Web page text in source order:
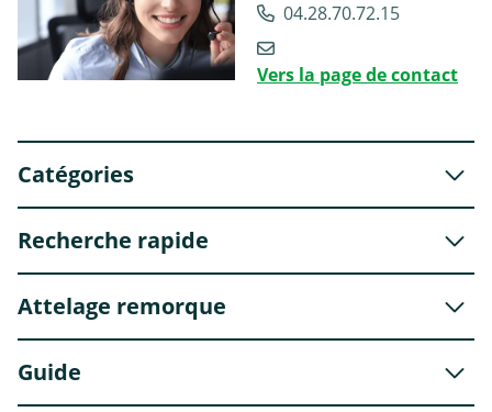
04.28.70.72.15
Vers la page de contact
Catégories
Recherche rapide
Attelage remorque
Guide